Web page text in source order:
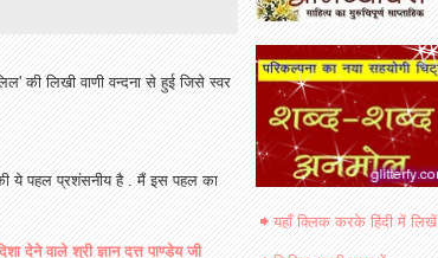
की लिखी वाणी वन्दना से हुई जिसे स्वर
की ये पहल प्रशंसनीय है . मैं इस पहल का
देने वाले श्री ज्ञान दत्त पाण्डेय जी
यहाँ क्लिक करके हिंदी में लिखें